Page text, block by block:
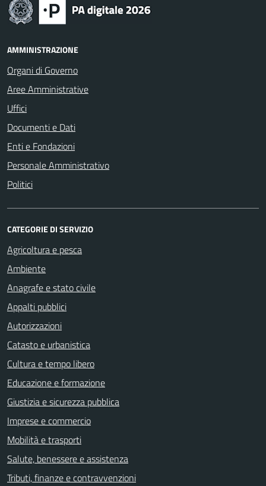
AMMINISTRAZIONE
Organi di Governo
Aree Amministrative
Uffici
Documenti e Dati
Enti e Fondazioni
Personale Amministrativo
Politici
CATEGORIE DI SERVIZIO
Agricoltura e pesca
Ambiente
Anagrafe e stato civile
Appalti pubblici
Autorizzazioni
Catasto e urbanistica
Cultura e tempo libero
Educazione e formazione
Giustizia e sicurezza pubblica
Imprese e commercio
Mobilità e trasporti
Salute, benessere e assistenza
Tributi, finanze e contravvenzioni